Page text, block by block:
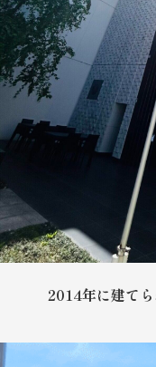
2014年に建て